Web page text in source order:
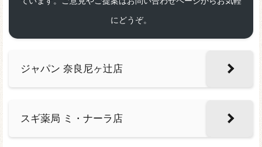
にどうぞ。
ジャパン 奈良尼ヶ辻店
スギ薬局 ミ・ナーラ店